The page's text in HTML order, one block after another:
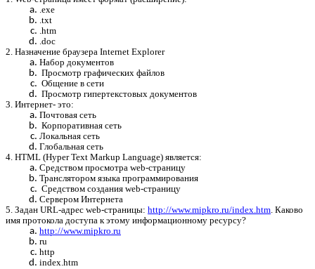
.exe
.txt
.htm
.doc
2. Назначение браузера Internet Explorer
Набор документов
Просмотр графических файлов
Общение в сети
Просмотр гипертекстовых документов
3. Интернет- это:
Почтовая сеть
Корпоративная сеть
Локальная сеть
Глобальная сеть
4. HTML (Hyper Text Markup Language) является:
Средством просмотра web-страницу
Транслятором языка программирования
Средством создания web-страницу
Сервером Интернета
5. Задан URL-адрес web-страницы: http://www.mipkro.ru/index.htm. Каково
имя протокола доступа к этому информационному ресурсу?
http://www.mipkro.ru
ru
http
index.htm